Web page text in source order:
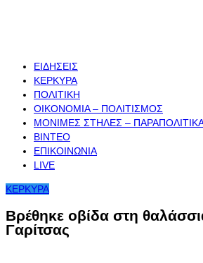
ΕΙΔΗΣΕΙΣ
ΚΕΡΚΥΡΑ
ΠΟΛΙΤΙΚΗ
ΟΙΚΟΝΟΜΙΑ – ΠΟΛΙΤΙΣΜΟΣ
ΜΟΝΙΜΕΣ ΣΤΗΛΕΣ –
ΒΙΝΤΕΟ
ΕΠΙΚΟΙΝΩΝΙΑ
LIVE
ΚΕΡΚΥΡΑ
Βρέθηκε οβίδα στη
Γαρίτσας